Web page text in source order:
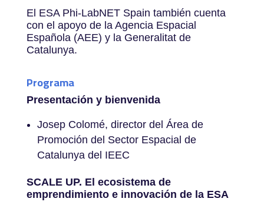
El ESA Phi-LabNET Spain también cuenta
con el apoyo de la Agencia Espacial
Española (AEE) y la Generalitat de
Catalunya.
Programa
Presentación y bienvenida
Josep Colomé, director del Área de
Promoción del Sector Espacial de
Catalunya del IEEC
SCALE UP. El ecosistema de
emprendimiento e innovación de la ESA